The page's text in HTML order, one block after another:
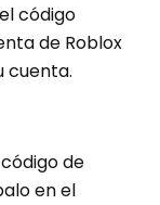
código
de Roblox
cuenta.
de
en el